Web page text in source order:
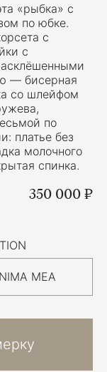
«рыбка» с
по юбке.
с
с
— бисерная
со шлейфом
по
платье без
молочного
спинка.
350 000 ₽
MEA